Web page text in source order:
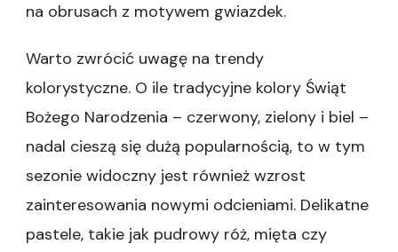
na obrusach z motywem gwiazdek.
Warto zwrócić uwagę na trendy
kolorystyczne. O ile tradycyjne kolory Świąt
Bożego Narodzenia – czerwony, zielony i biel –
nadal cieszą się dużą popularnością, to w tym
sezonie widoczny jest również wzrost
zainteresowania nowymi odcieniami. Delikatne
pastele, takie jak pudrowy róż, mięta czy